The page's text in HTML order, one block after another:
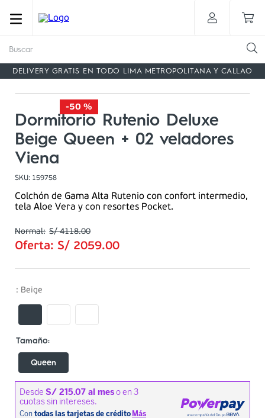
DELIVERY GRATIS EN TODO LIMA METROPOLITANA Y CALLAO
-50 %
Dormitorio Rutenio Deluxe
Beige Queen + 02 veladores
Viena
SKU: 159758
Colchón de Gama Alta Rutenio con confort intermedio,
tela Aloe Vera y con resortes Pocket.
S/ 4118.00
Oferta: S/ 2059.00
: Beige
Queen